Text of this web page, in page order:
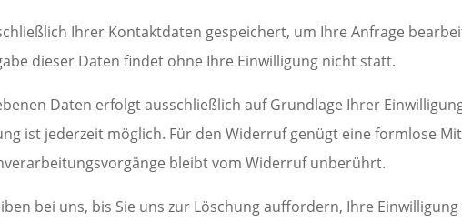
Ihrer Kontaktdaten gespeichert, um Ihre Anfrage
dieser Daten findet ohne Ihre Einwilligung nicht statt.
Daten erfolgt ausschließlich auf Grundlage Ihrer
ist jederzeit möglich. Für den Widerruf genügt eine formlose
bleibt vom Widerruf unberührt.
bei uns, bis Sie uns zur Löschung auffordern, Ihre